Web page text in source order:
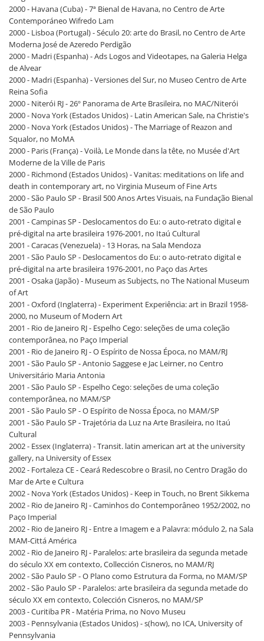
2000 - Havana (Cuba) - 7ª Bienal de Havana, no Centro de Arte
Contemporáneo Wifredo Lam
2000 - Lisboa (Portugal) - Século 20: arte do Brasil, no Centro de Arte
Moderna José de Azeredo Perdigão
2000 - Madri (Espanha) - Ads Logos and Videotapes, na Galeria Helga
de Alvear
2000 - Madri (Espanha) - Versiones del Sur, no Museo Centro de Arte
Reina Sofia
2000 - Niterói RJ - 26º Panorama de Arte Brasileira, no MAC/Niterói
2000 - Nova York (Estados Unidos) - Latin American Sale, na Christie's
2000 - Nova York (Estados Unidos) - The Marriage of Reazon and
Squalor, no MoMA
2000 - Paris (França) - Voilà, Le Monde dans la tête, no Musée d'Art
Moderne de la Ville de Paris
2000 - Richmond (Estados Unidos) - Vanitas: meditations on life and
death in contemporary art, no Virginia Museum of Fine Arts
2000 - São Paulo SP - Brasil 500 Anos Artes Visuais, na Fundação Bienal
de São Paulo
2001 - Campinas SP - Deslocamentos do Eu: o auto-retrato digital e
pré-digital na arte brasileira 1976-2001, no Itaú Cultural
2001 - Caracas (Venezuela) - 13 Horas, na Sala Mendoza
2001 - São Paulo SP - Deslocamentos do Eu: o auto-retrato digital e
pré-digital na arte brasileira 1976-2001, no Paço das Artes
2001 - Osaka (Japão) - Museum as Subjects, no The National Museum
of Art
2001 - Oxford (Inglaterra) - Experiment Experiência: art in Brazil 1958-
2000, no Museum of Modern Art
2001 - Rio de Janeiro RJ - Espelho Cego: seleções de uma coleção
contemporânea, no Paço Imperial
2001 - Rio de Janeiro RJ - O Espírito de Nossa Época, no MAM/RJ
2001 - São Paulo SP - Antonio Saggese e Jac Leirner, no Centro
Universitário Maria Antonia
2001 - São Paulo SP - Espelho Cego: seleções de uma coleção
contemporânea, no MAM/SP
2001 - São Paulo SP - O Espírito de Nossa Época, no MAM/SP
2001 - São Paulo SP - Trajetória da Luz na Arte Brasileira, no Itaú
Cultural
2002 - Essex (Inglaterra) - Transit. latin american art at the university
gallery, na University of Essex
2002 - Fortaleza CE - Ceará Redescobre o Brasil, no Centro Dragão do
Mar de Arte e Cultura
2002 - Nova York (Estados Unidos) - Keep in Touch, no Brent Sikkema
2002 - Rio de Janeiro RJ - Caminhos do Contemporâneo 1952/2002, no
Paço Imperial
2002 - Rio de Janeiro RJ - Entre a Imagem e a Palavra: módulo 2, na Sala
MAM-Cittá América
2002 - Rio de Janeiro RJ - Paralelos: arte brasileira da segunda metade
do século XX em contexto, Collección Cisneros, no MAM/RJ
2002 - São Paulo SP - O Plano como Estrutura da Forma, no MAM/SP
2002 - São Paulo SP - Paralelos: arte brasileira da segunda metade do
século XX em contexto, Colección Cisneros, no MAM/SP
2003 - Curitiba PR - Matéria Prima, no Novo Museu
2003 - Pennsylvania (Estados Unidos) - s(how), no ICA, University of
Pennsylvania